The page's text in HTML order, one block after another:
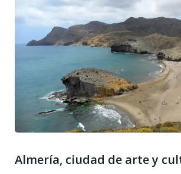
Almería, ciudad de arte y